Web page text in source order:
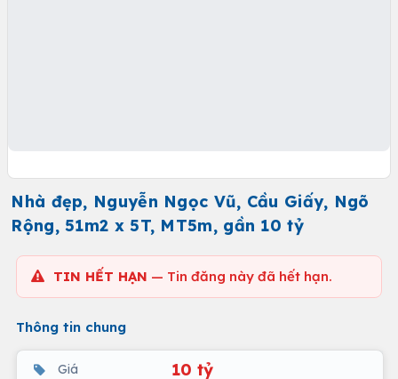
Nhà đẹp, Nguyễn Ngọc Vũ, Cầu Giấy, Ngõ
Rộng, 51m2 x 5T, MT5m, gần 10 tỷ
TIN HẾT HẠN — Tin đăng này đã hết hạn.
Thông tin chung
Giá 10 tỷ